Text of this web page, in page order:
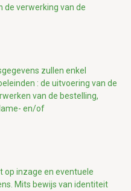
de verwerking van de
zullen enkel
: de uitvoering van de
van de bestelling,
en/of
op inzage en eventuele
Mits bewijs van identiteit